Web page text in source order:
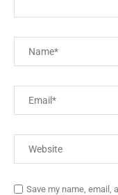
Save my name, email,